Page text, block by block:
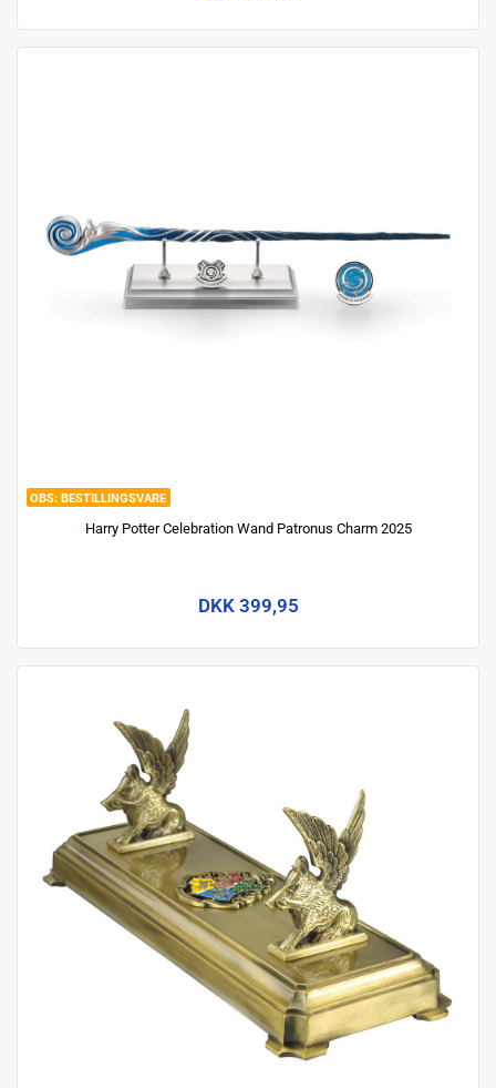
BESTILLINGSVARE
Harry Potter Celebration Wand Patronus Charm 2025
DKK 399,95